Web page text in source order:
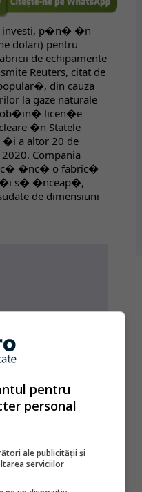
investi, p�n� �n
dolari) pentru
de echipamente
Reuters, citat de
din cauza
la gaze naturale
ob�in� licen�e
�n Statele
a altor 20 de
Compania
�nc� o fabric�
�i s� �nceap�,
de dimensiuni
pentru
personal
ale publicității și
serviciilor